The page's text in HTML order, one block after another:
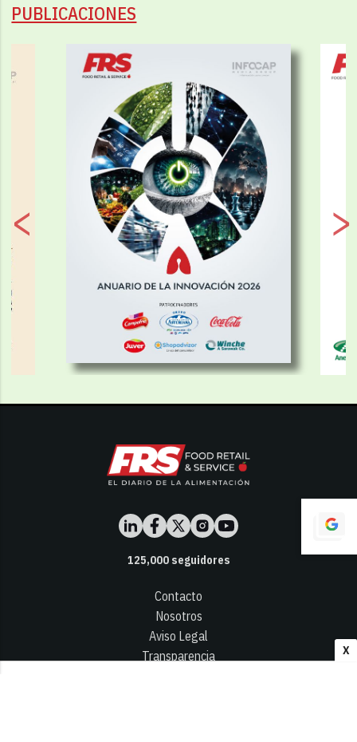
X
PUBLICACIONES
125,000seguidores
Contacto
Nosotros
Aviso Legal
Transparencia